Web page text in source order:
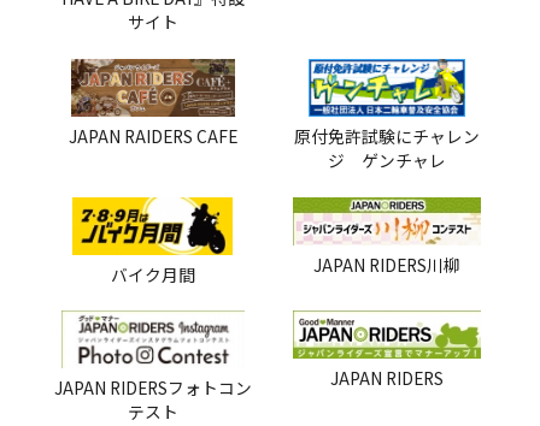
サイト
JAPAN RAIDERS CAFE
原付免許試験にチャレン
ジ ゲンチャレ
バイク月間 JAPAN RIDERS川柳
JAPAN RIDERSフォトコン
テスト
JAPAN RIDERS